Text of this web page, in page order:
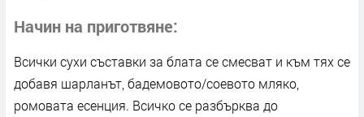
Начин на приготвяне
Всички сухи съставки за блата се смесват и към тях се
добавя шарланът, бадемовото/соевото мляко,
ромовата есенция. Всичко се разбърква до